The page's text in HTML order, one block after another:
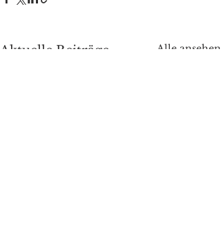
Aktuelle Beiträge Alle ansehen